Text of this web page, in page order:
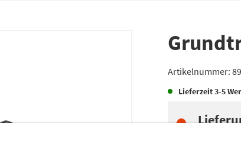
Artikelnummer:
Lieferzeit3-5